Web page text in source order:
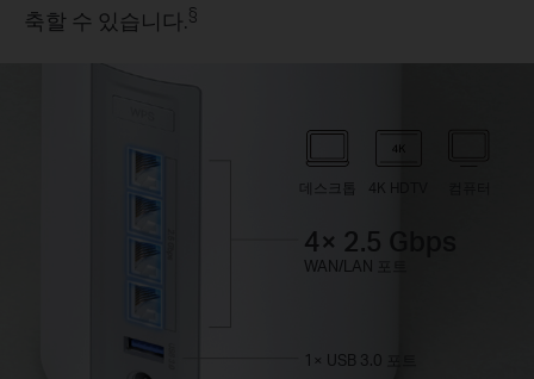
축할 수 있습니다.§
데스크톱 4K HDTV
4× 2.5 Gbps
WAN/LAN 포트
1× USB 3.0 포트